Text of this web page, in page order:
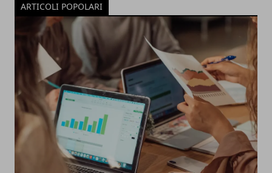
ARTICOLI POPOLARI